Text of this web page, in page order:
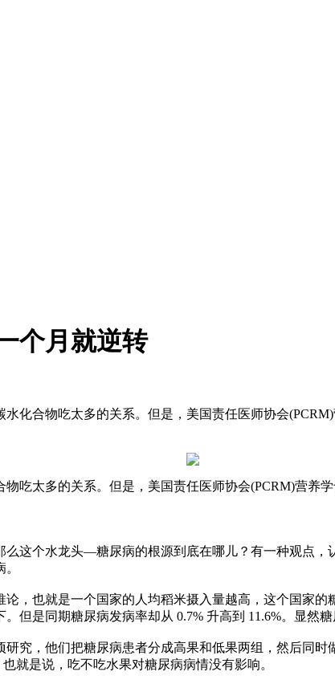
个月就逆转
化合物吃太多的关系。但是，美国责任医师协会
吃太多的关系。但是，美国责任医师协会(PCRM)营养
这个水龙头—糖尿病的根源到底在哪儿？有一种观点
，也就是一个国家的人均稻米摄入量越高，这个国家的
但是同期糖尿病发病率却从 0.7% 升高到 11.6%。显然
究，他们把糖尿病患者分成高果和低果两组，然后同
就是说，吃不吃水果对糖尿病病情没有影响。